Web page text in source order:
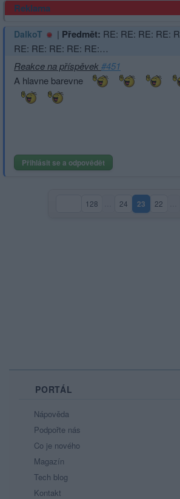
Reklama
DalkoT | Předmět: RE: RE: RE: RE:
RE: RE: RE: RE: RE:…
Reakce na příspěvek#451
A hlavne barevne
Přihlásit se a odpovědět
128 24 23(aktuální
22
PORTÁL
Nápověda
Podpořte nás
Co je nového
Magazín
Tech blog
Kontakt